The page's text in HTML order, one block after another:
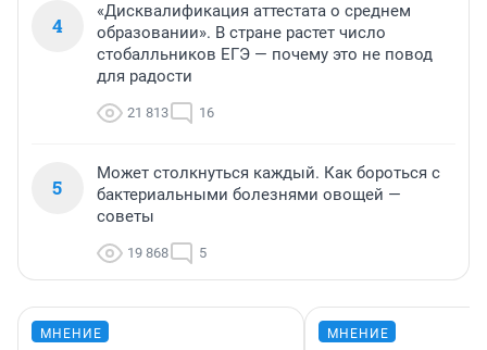
4
«Дисквалификация аттестата о среднем
образовании». В стране растет число
стобалльников ЕГЭ — почему это не повод
для радости
21 813 16
5
Может столкнуться каждый. Как бороться с
бактериальными болезнями овощей —
советы
19 868 5
МНЕНИЕ МНЕНИЕ